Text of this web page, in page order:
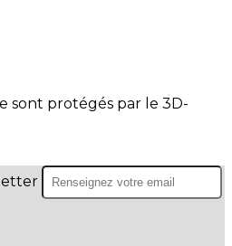
sont protégés par le 3D-